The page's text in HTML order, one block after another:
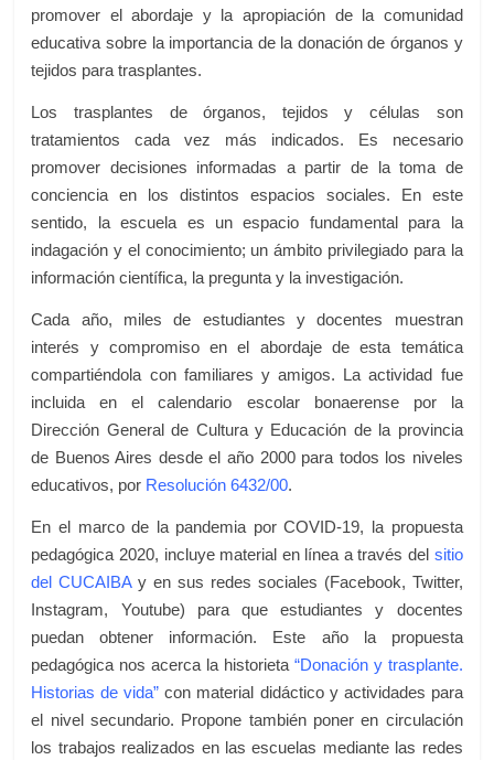
promover el abordaje y la apropiación de la comunidad
educativa sobre la importancia de la donación de órganos y
tejidos para trasplantes.
Los trasplantes de órganos, tejidos y células son
tratamientos cada vez más indicados. Es necesario
promover decisiones informadas a partir de la toma de
conciencia en los distintos espacios sociales. En este
sentido, la escuela es un espacio fundamental para la
indagación y el conocimiento; un ámbito privilegiado para la
información científica, la pregunta y la investigación.
Cada año, miles de estudiantes y docentes muestran
interés y compromiso en el abordaje de esta temática
compartiéndola con familiares y amigos. La actividad fue
incluida en el calendario escolar bonaerense por la
Dirección General de Cultura y Educación de la provincia
de Buenos Aires desde el año 2000 para todos los niveles
educativos, por Resolución 6432/00.
En el marco de la pandemia por COVID-19, la propuesta
pedagógica 2020, incluye material en línea a través del sitio
del CUCAIBAy en sus redes sociales (Facebook, Twitter,
Instagram, Youtube) para que estudiantes y docentes
puedan obtener información. Este año la propuesta
pedagógica nos acerca la historieta “Donación y trasplante.
Historias de vida” con material didáctico y actividades para
el nivel secundario. Propone también poner en circulación
los trabajos realizados en las escuelas mediante las redes